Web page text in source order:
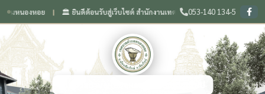
องหอย ❙ 🏛️ ยินดีต้อนรับสู่เว็บไซต์ สำนักงานเทศบาลตำบลหนองหอย จังหวัดเชียงใหม่
053-140 134-5